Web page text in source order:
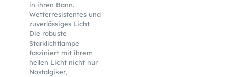
in ihren Bann.
Wetterresistentes und
zuverlässiges Licht
Die robuste
Starklichtlampe
fasziniert mit ihrem
hellen Licht nicht nur
Nostalgiker,